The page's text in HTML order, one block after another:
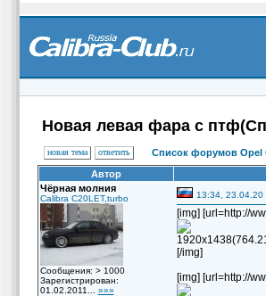
Новая левая фара с
новая тема ответить Список форумов Opel
Автор
Чёрная молния
Calibra C20LET,turbo
Сообщения: > 1000
Зарегистрирован:
01.02.2011... »»»
13:34, 23.04.20
[img] [url=http://
[/img]
[img] [url=http://